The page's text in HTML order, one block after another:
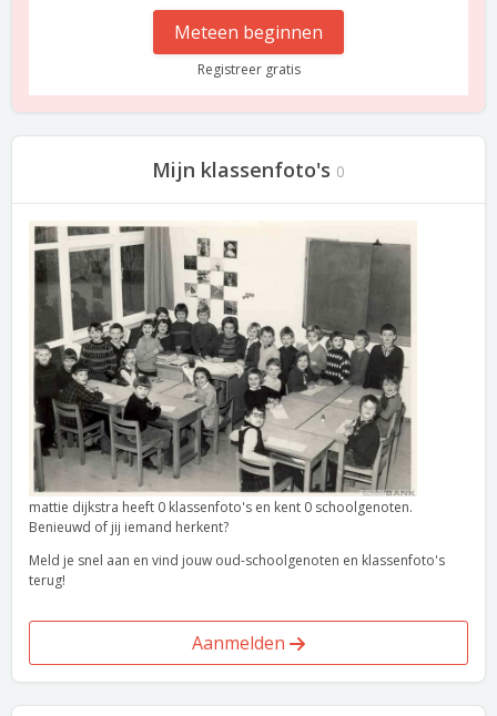
Meteen beginnen
Registreer gratis
Mijn klassenfoto's 0
mattie dijkstra heeft 0 klassenfoto's en kent 0 schoolgenoten.
Benieuwd of jij iemand herkent?
Meld je snel aan en vind jouw oud-schoolgenoten en klassenfoto's
terug!
Aanmelden